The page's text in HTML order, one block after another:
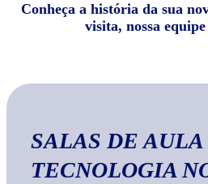
Conheça a história da sua
visita, nossa
SALAS DE AULA
TECNOLOGIA